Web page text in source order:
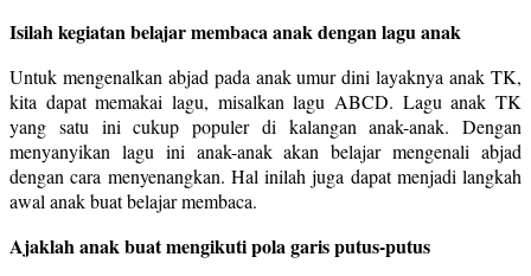
Isilah kegiatan belajar membaca anak dengan lagu anak
Untuk mengenalkan abjad pada anak umur dini layaknya anak TK,
kita dapat memakai lagu, misalkan lagu ABCD. Lagu anak TK
yang satu ini cukup populer di kalangan anak-anak. Dengan
menyanyikan lagu ini anak-anak akan belajar mengenali abjad
dengan cara menyenangkan. Hal inilah juga dapat menjadi langkah
awal anak buat belajar membaca.
Ajaklah anak buat mengikuti pola garis putus-putus